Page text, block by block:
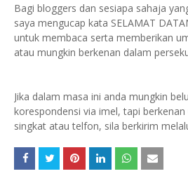
Bagi bloggers dan sesiapa sahaja
saya mengucap kata SELAMAT
untuk membaca serta memberikan
atau mungkin berkenan dalam
Jika dalam masa ini anda mungkin
korespondensi via imel, tapi
singkat atau telfon, sila berkirim